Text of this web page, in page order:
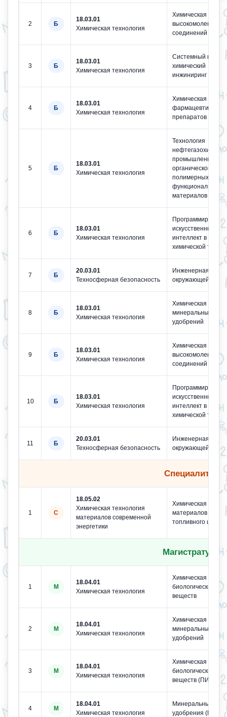
2 Б
18.03.01
Химическая технология
Химическая
соединений
3 Б
18.03.01
Химическая технология
Системный
химический
инжиниринг (ПИШ)
4 Б
18.03.01
Химическая технология
Химическая
фармацевтических
препаратов
5 Б
18.03.01
Химическая технология
Технология
нефтегазохимии,
промышленного
органического
полимерных и
функциональных
материалов (ПИШ)
6 Б
18.03.01
Химическая технология
искусственный
интеллект в
химической
7 Б
20.03.01
Техносферная безопасность
Инженерная
окружающей
8 Б
18.03.01
Химическая технология
Химическая
минеральных
удобрений
9 Б
18.03.01
Химическая технология
Химическая
соединений
10 Б
18.03.01
Химическая технология
искусственный
интеллект в
химической
11 Б
20.03.01
Техносферная безопасность
Инженерная
окружающей
Специалитет
1 С
18.05.02
Химическая технология
материалов современной
энергетики
Химическая
материалов
топливного цикла
Магистратура
1 М
18.04.01
Химическая технология
Химическая
биологически
веществ
2 М
18.04.01
Химическая технология
Химическая
минеральных
удобрений
3 М
18.04.01
Химическая технология
Химическая
биологически
веществ (ПИШ)
4 М
18.04.01
Химическая технология
Минеральные
удобрения (ПИШ)